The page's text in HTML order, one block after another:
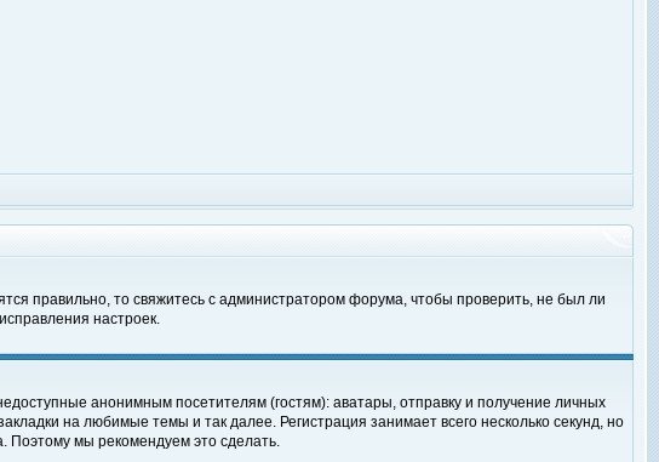
правильно, то свяжитесь с администратором форума, чтобы проверить, не был ли
настроек.
анонимным посетителям (гостям): аватары, отправку и получение личных
на любимые темы и так далее. Регистрация занимает всего несколько секунд, но
Поэтому мы рекомендуем это сделать.